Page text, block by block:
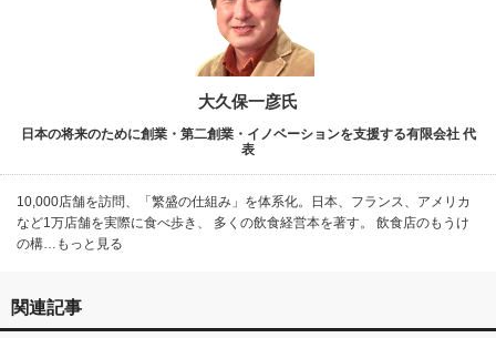
大久保一彦氏
日本の将来のために創業・第二創業・イノベーションを支援する有限会社 代
表
10,000店舗を訪問、「繁盛の仕組み」を体系化。日本、フランス、アメリカ
など1万店舗を実際に食べ歩き、 多くの飲食経営本を著す。 飲食店のもうけ
の構…もっと見る
関連記事